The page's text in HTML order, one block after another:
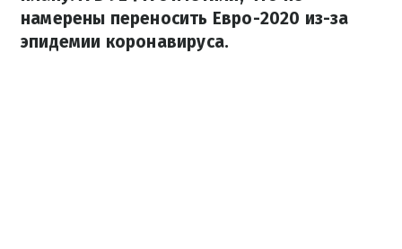
намерены переносить Евро-2020 из-за
эпидемии коронавируса.